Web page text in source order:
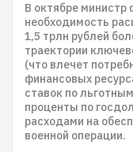
В октябре министр
необходимость
1,5 трлн рублей
траектории
(что влечет
финансовых
ставок по
проценты по
расходами на
военной операции.